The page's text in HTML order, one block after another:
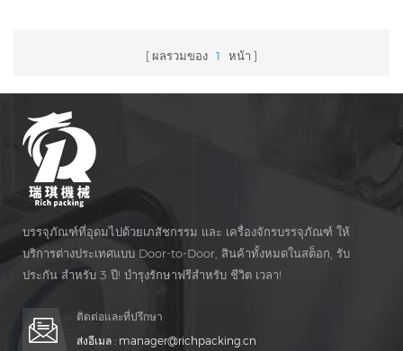
ผลรวมของ 1 หน้า
บรรจุภัณฑ์ที่อุดมไปด้วยเภสัชกรรม และ เครื่องจักรบรรจุภัณฑ์ ให้
บริการต่างประเทศแบบ Door-to-Door, สินค้าทั้งหมดในสต็อก, รับ
ประกัน สำหรับ 3 ปี! บำรุงรักษาฟรีสำหรับ ชีวิต เวลา!
ติดต่อและที่ปรึกษา
ส่งอีเมล : manager@richpacking.cn